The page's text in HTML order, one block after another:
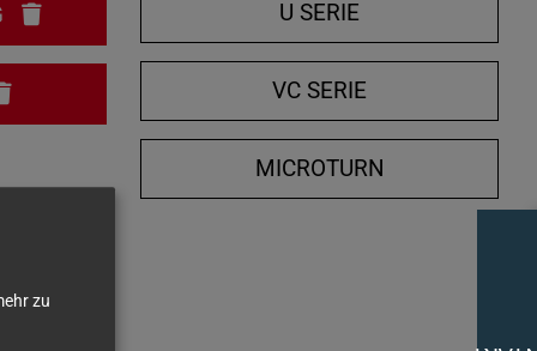
l
ß
n
U SERIE
VC SERIE
MICROTURN
zu